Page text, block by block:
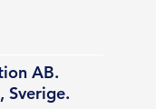
AB.
Sverige.